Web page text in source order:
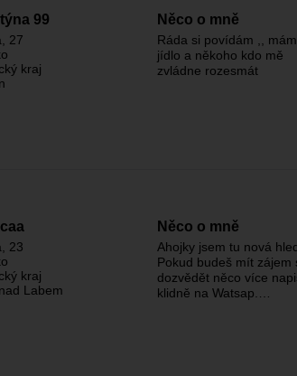
99
, 27
kraj
Něco o mně
Ráda si povídám ,,
jídlo a někoho kdo mě
zvládne rozesmát
, 23
kraj
Labem
Něco o mně
Ahojky jsem tu nová
Pokud budeš mít zájem
dozvědět něco více
klidně na Watsap.…